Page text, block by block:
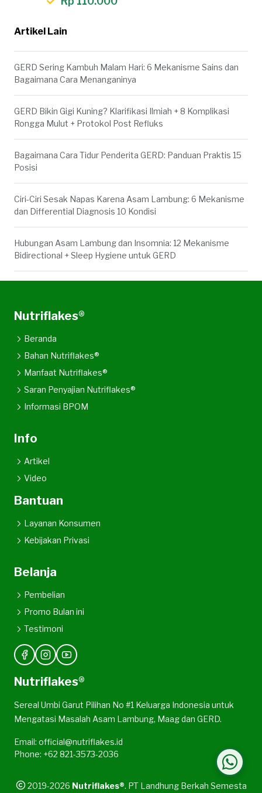
Artikel Lain
GERD Sering Kambuh Malam Hari: 6 Mekanisme Sains dan
Bagaimana Cara Menanganinya
GERD Bikin Gigi Kuning? Klarifikasi Ilmiah + 8 Komplikasi
Rongga Mulut + Protokol Post Refluks
Bagaimana Cara Tidur Penderita GERD: Panduan Praktis 15
Posisi
Ciri-Ciri Sesak Napas Karena Asam Lambung: 6 Mekanisme
dan Differential Diagnosis 10 Kondisi
Hubungan Asam Lambung dan Insomnia: 12 Mekanisme
Bidirectional + Sleep Hygiene untuk GERD
Nutriflakes®
Beranda
Bahan Nutriflakes®
Manfaat Nutriflakes®
Saran Penyajian Nutriflakes®
Informasi BPOM
Info
Artikel
Video
Bantuan
Layanan Konsumen
Kebijakan Privasi
Belanja
Pembelian
Promo Bulan ini
Testimoni
Nutriflakes®
Sereal Umbi Garut Pilihan No #1 Keluarga Indonesia untuk
Mengatasi Masalah Asam Lambung, Maag dan GERD.
Email: official@nutriflakes.id
Phone: +62 821-3573-2036
2019-2026 Nutriflakes®. PT Landhung Berkah Semesta